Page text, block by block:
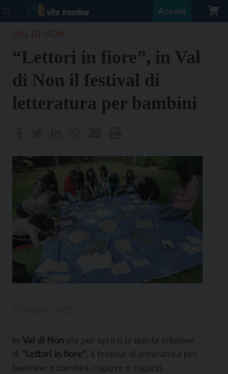
Accedi
“Lettori in fiore”, in Val
di Non il festival di
letteratura per bambini
In Val di Non sta per aprirsi la quinta edizione
di “Lettori in fiore” , il festival di letteratura per
bambine e bambini, ragazze e ragazzi,